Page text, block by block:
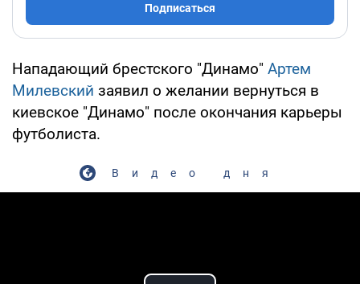
Подписаться
Нападающий брестского "Динамо" Артем
Милевский заявил о желании вернуться в
киевское "Динамо" после окончания карьеры
футболиста.
Видео дня